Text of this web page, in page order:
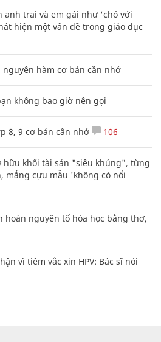
anh trai và em gái như 'chó với
hiện một vấn đề trong giáo dục
hàm cơ bản cần nhớ
không bao giờ nên gọi
8, 9 cơ bản cần nhớ 106
hữu khối tài sản "siêu khủng", từng
mắng cựu mẫu 'không có nổi
hoàn nguyên tố hóa học bằng thơ,
vì tiêm vắc xin HPV: Bác sĩ nói